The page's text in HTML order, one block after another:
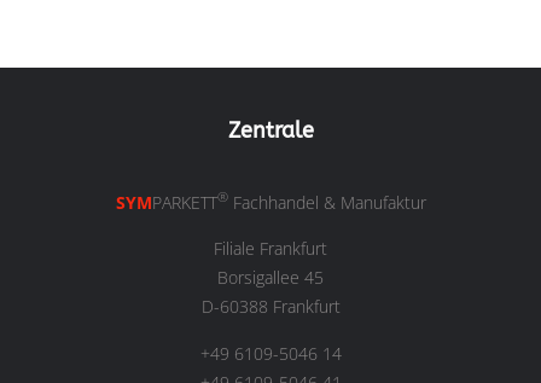
Zentrale
SYMPARKETT®Fachhandel & Manufaktur
Filiale Frankfurt
Borsigallee 45
D-60388 Frankfurt
+49 6109-5046 14